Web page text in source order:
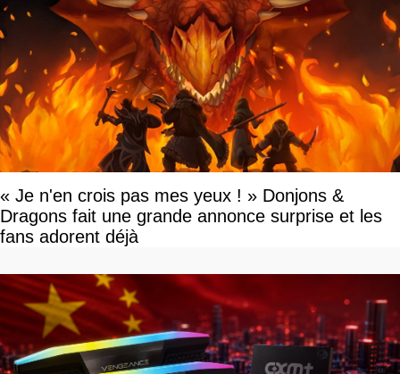
« Je n'en crois pas mes yeux ! » Donjons &
Dragons fait une grande annonce surprise et les
fans adorent déjà